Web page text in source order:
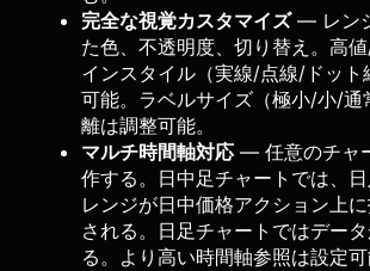
完全な視覚カスタマイズ— レン
た色、不透明度、切り替え。高
インスタイル（実線/点線/ドット
可能。ラベルサイズ（極小/小/通
離は調整可能。
マルチ時間軸対応 — 任意のチャ
作する。日中足チャートでは、
レンジが日中価格アクション上
される。日足チャートではデー
る。より高い時間軸参照は設定可